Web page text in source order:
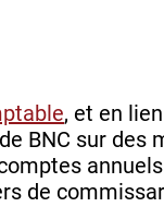
, et en
BNC sur
de